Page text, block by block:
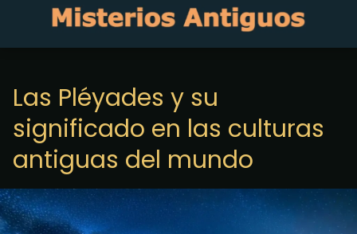
Las Pléyades y su
significado en las culturas
antiguas del mundo